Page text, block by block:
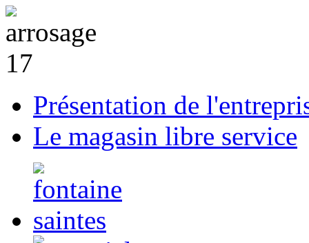
Présentation de
Le magasin libre service